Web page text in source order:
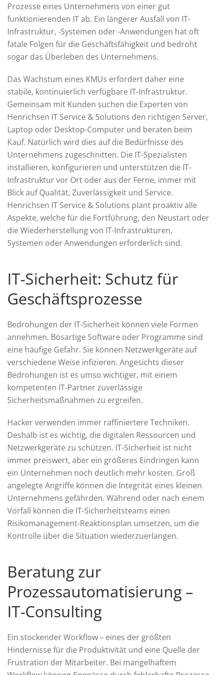
Prozesse eines Unternehmens von einer gut
funktionierenden IT ab. Ein längerer Ausfall von IT-
Infrastruktur, -Systemen oder -Anwendungen hat oft
fatale Folgen für die Geschäftsfähigkeit und bedroht
sogar das Überleben des Unternehmens.
Das Wachstum eines KMUs erfordert daher eine
stabile, kontinuierlich verfügbare IT-Infrastruktur.
Gemeinsam mit Kunden suchen die Experten von
Henrichsen IT Service & Solutions den richtigen Server,
Laptop oder Desktop-Computer und beraten beim
Kauf. Natürlich wird dies auf die Bedürfnisse des
Unternehmens zugeschnitten. Die IT-Spezialisten
installieren, konfigurieren und unterstützen die IT-
Infrastruktur vor Ort oder aus der Ferne, immer mit
Blick auf Qualität, Zuverlässigkeit und Service.
Henrichsen IT Service & Solutions plant proaktiv alle
Aspekte, welche für die Fortführung, den Neustart oder
die Wiederherstellung von IT-Infrastrukturen,
Systemen oder Anwendungen erforderlich sind.
IT-Sicherheit: Schutz für
Geschäftsprozesse
Bedrohungen der IT-Sicherheit können viele Formen
annehmen. Bösartige Software oder Programme sind
eine häufige Gefahr. Sie können Netzwerkgeräte auf
verschiedene Weise infizieren. Angesichts dieser
Bedrohungen ist es umso wichtiger, mit einem
kompetenten IT-Partner zuverlässige
Sicherheitsmaßnahmen zu ergreifen.
Hacker verwenden immer raffiniertere Techniken.
Deshalb ist es wichtig, die digitalen Ressourcen und
Netzwerkgeräte zu schützen. IT-Sicherheit ist nicht
immer preiswert, aber ein größeres Eindringen kann
ein Unternehmen noch deutlich mehr kosten. Groß
angelegte Angriffe können die Integrität eines kleinen
Unternehmens gefährden. Während oder nach einem
Vorfall können die IT-Sicherheitsteams einen
Risikomanagement-Reaktionsplan umsetzen, um die
Kontrolle über die Situation wiederzuerlangen.
Beratung zur
Prozessautomatisierung –
IT-Consulting
Ein stockender Workflow – eines der größten
Hindernisse für die Produktivität und eine Quelle der
Frustration der Mitarbeiter. Bei mangelhaftem